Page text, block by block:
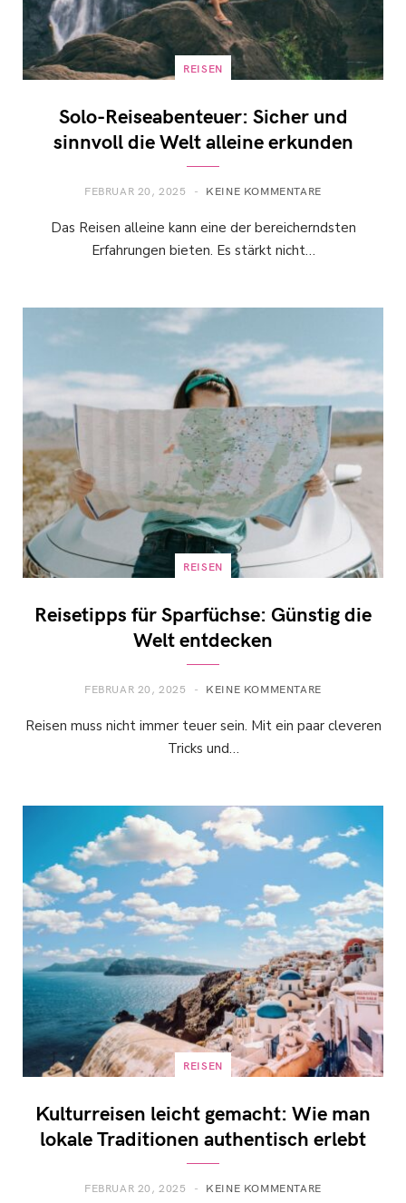
REISEN
Solo-Reiseabenteuer: Sicher und
sinnvoll die Welt alleine erkunden
FEBRUAR 20, 2025 KEINE KOMMENTARE
Das Reisen alleine kann eine der bereicherndsten
Erfahrungen bieten. Es stärkt nicht…
REISEN
Reisetipps für Sparfüchse: Günstig die
Welt entdecken
FEBRUAR 20, 2025 KEINE KOMMENTARE
Reisen muss nicht immer teuer sein. Mit ein paar cleveren
Tricks und…
REISEN
Kulturreisen leicht gemacht: Wie man
lokale Traditionen authentisch erlebt
FEBRUAR 20, 2025 KEINE KOMMENTARE